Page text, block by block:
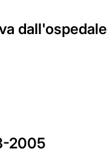
dall'ospedale
2005